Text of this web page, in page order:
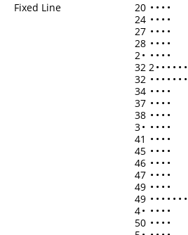
Fixed Line
20 • • • •
24 • • • •
27 • • • •
28 • • • •
2• • • • •
32 2• • • • • •
32 • • • • • • •
34 • • • •
37 • • • •
38 • • • •
3• • • • •
41 • • • •
45 • • • •
46 • • • •
47 • • • •
49 • • • •
49 • • • • • • •
4• • • • •
50 • • • •